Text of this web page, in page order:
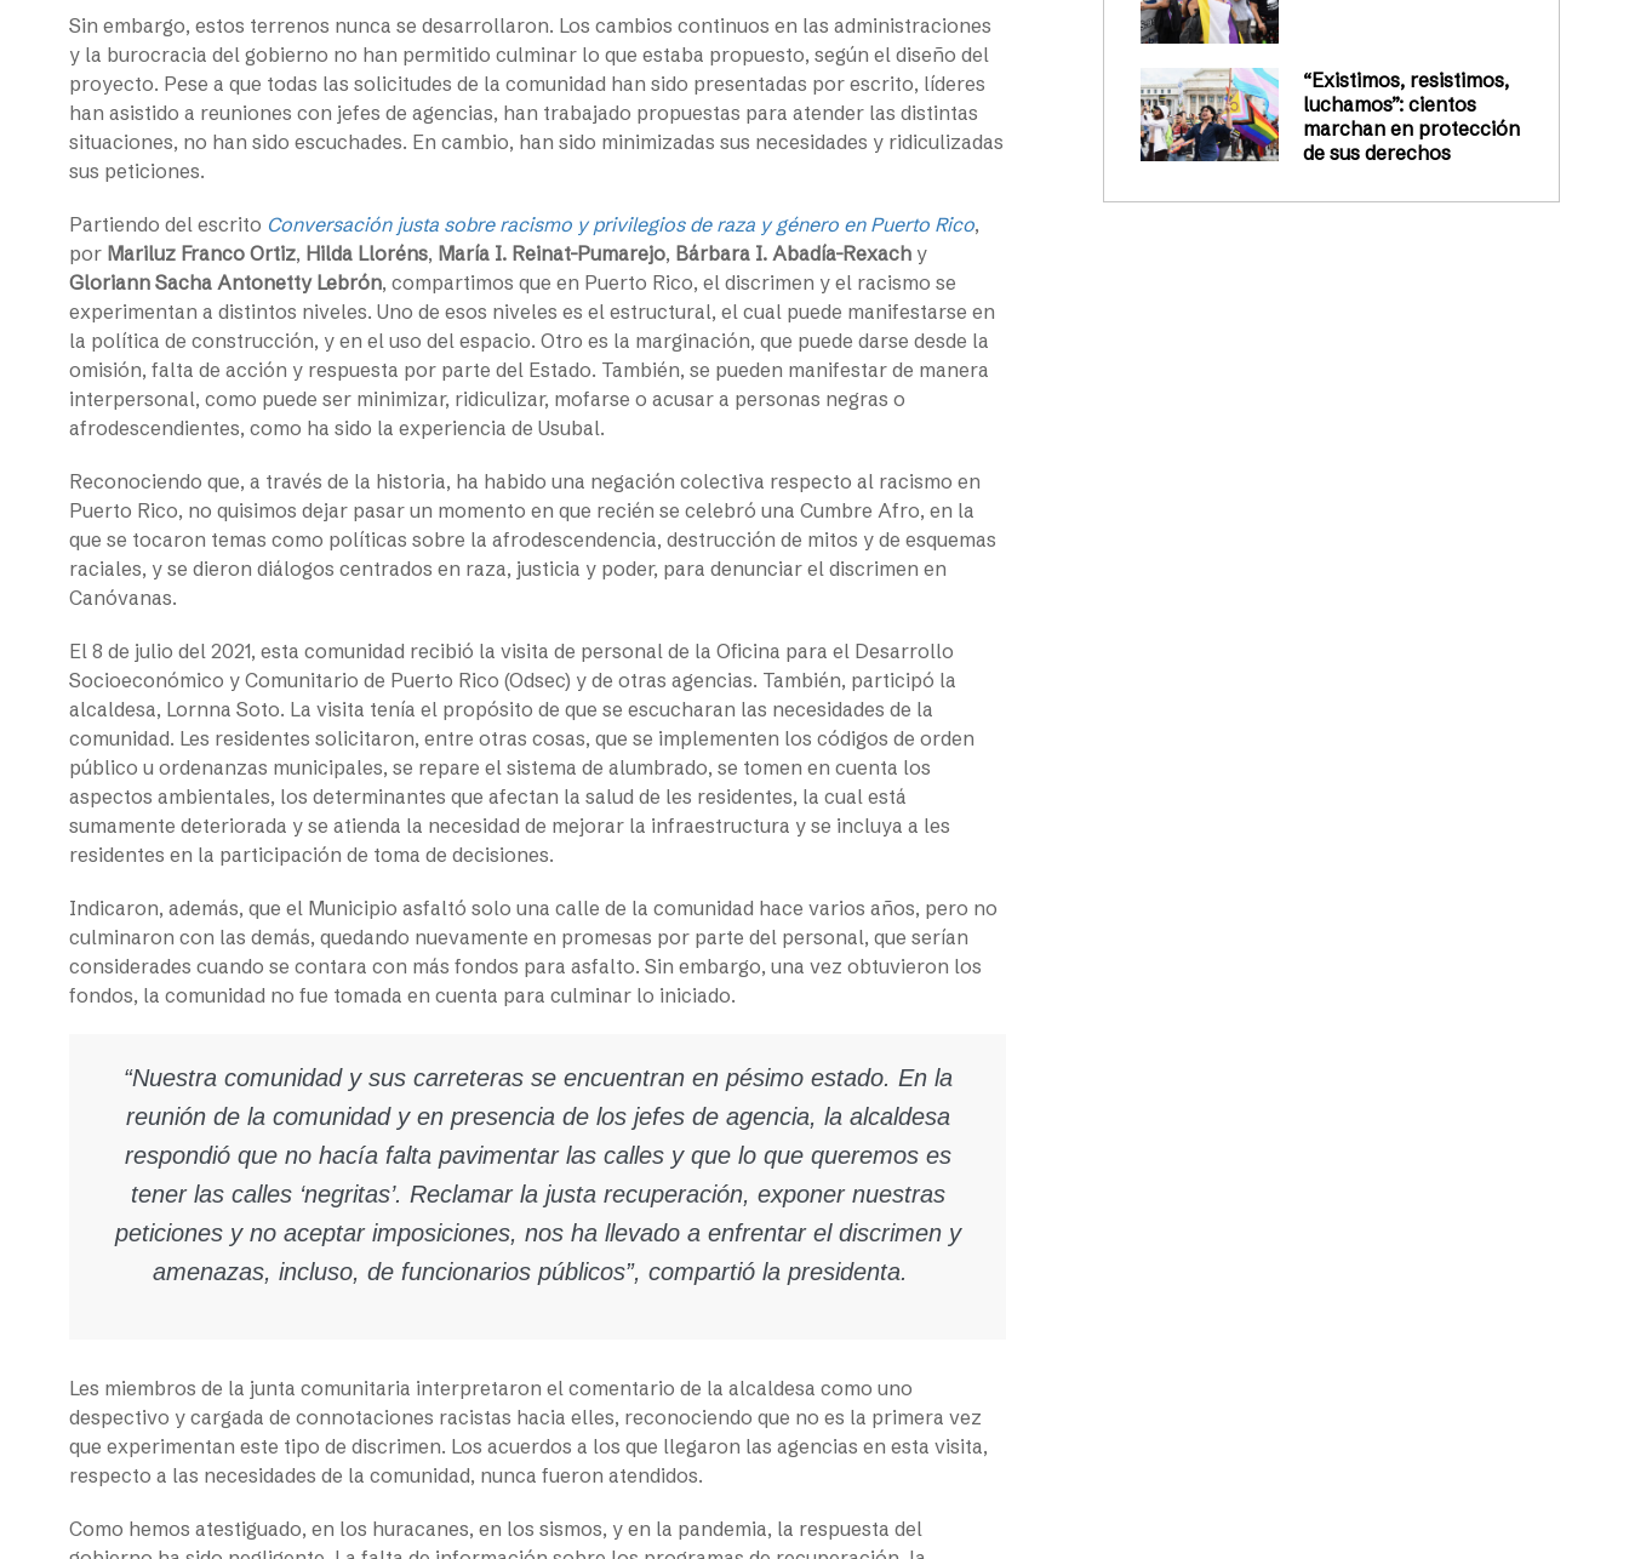
Sin embargo, estos terrenos nunca se desarrollaron. Los cambios continuos en las administraciones
y la burocracia del gobierno no han permitido culminar lo que estaba propuesto, según el diseño del
proyecto. Pese a que todas las solicitudes de la comunidad han sido presentadas por escrito, líderes
han asistido a reuniones con jefes de agencias, han trabajado propuestas para atender las distintas
situaciones, no han sido escuchades. En cambio, han sido minimizadas sus necesidades y ridiculizadas
sus peticiones.
Partiendo del escrito Conversación justa sobre racismo y privilegios de raza y género en Puerto Rico,
por Mariluz Franco Ortiz, Hilda Lloréns, María I. Reinat-Pumarejo, Bárbara I. Abadía-Rexach y
Gloriann Sacha Antonetty Lebrón, compartimos que en Puerto Rico, el discrimen y el racismo se
experimentan a distintos niveles. Uno de esos niveles es el estructural, el cual puede manifestarse en
la política de construcción, y en el uso del espacio. Otro es la marginación, que puede darse desde la
omisión, falta de acción y respuesta por parte del Estado. También, se pueden manifestar de manera
interpersonal, como puede ser minimizar, ridiculizar, mofarse o acusar a personas negras o
afrodescendientes, como ha sido la experiencia de Usubal.
Reconociendo que, a través de la historia, ha habido una negación colectiva respecto al racismo en
Puerto Rico, no quisimos dejar pasar un momento en que recién se celebró una Cumbre Afro, en la
que se tocaron temas como políticas sobre la afrodescendencia, destrucción de mitos y de esquemas
raciales, y se dieron diálogos centrados en raza, justicia y poder, para denunciar el discrimen en
Canóvanas.
El 8 de julio del 2021, esta comunidad recibió la visita de personal de la Oficina para el Desarrollo
Socioeconómico y Comunitario de Puerto Rico (Odsec) y de otras agencias. También, participó la
alcaldesa, Lornna Soto. La visita tenía el propósito de que se escucharan las necesidades de la
comunidad. Les residentes solicitaron, entre otras cosas, que se implementen los códigos de orden
público u ordenanzas municipales, se repare el sistema de alumbrado, se tomen en cuenta los
aspectos ambientales, los determinantes que afectan la salud de les residentes, la cual está
sumamente deteriorada y se atienda la necesidad de mejorar la infraestructura y se incluya a les
residentes en la participación de toma de decisiones.
Indicaron, además, que el Municipio asfaltó solo una calle de la comunidad hace varios años, pero no
culminaron con las demás, quedando nuevamente en promesas por parte del personal, que serían
considerades cuando se contara con más fondos para asfalto. Sin embargo, una vez obtuvieron los
fondos, la comunidad no fue tomada en cuenta para culminar lo iniciado.
“Nuestra comunidad y sus carreteras se encuentran en pésimo estado. En la
reunión de la comunidad y en presencia de los jefes de agencia, la alcaldesa
respondió que no hacía falta pavimentar las calles y que lo que queremos es
tener las calles ‘negritas’. Reclamar la justa recuperación, exponer nuestras
peticiones y no aceptar imposiciones, nos ha llevado a enfrentar el discrimen y
amenazas, incluso, de funcionarios públicos”, compartió la presidenta.
Les miembros de la junta comunitaria interpretaron el comentario de la alcaldesa como uno
despectivo y cargada de connotaciones racistas hacia elles, reconociendo que no es la primera vez
que experimentan este tipo de discrimen. Los acuerdos a los que llegaron las agencias en esta visita,
respecto a las necesidades de la comunidad, nunca fueron atendidos.
Como hemos atestiguado, en los huracanes, en los sismos, y en la pandemia, la respuesta del
“Existimos, resistimos,
luchamos”: cientos
marchan en protección
de sus derechos